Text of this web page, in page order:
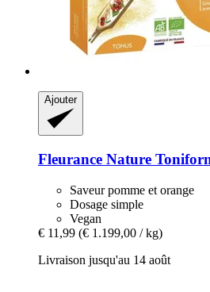
Ajouter
Fleurance Nature
Saveur pomme et orange
Dosage simple
Vegan
€ 11,99 (€ 1.199,00 / kg)
Livraison jusqu'au 14 août